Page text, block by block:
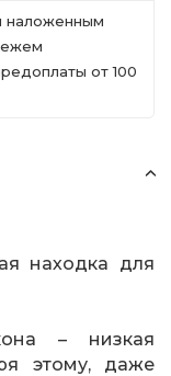
наложенным
от 100
находка для
– низкая
этому, даже